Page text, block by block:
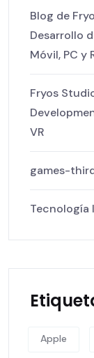
Blog de
Desarrollo
Móvil, PC y
Fryos
VR
games-
Tecnología
Apple